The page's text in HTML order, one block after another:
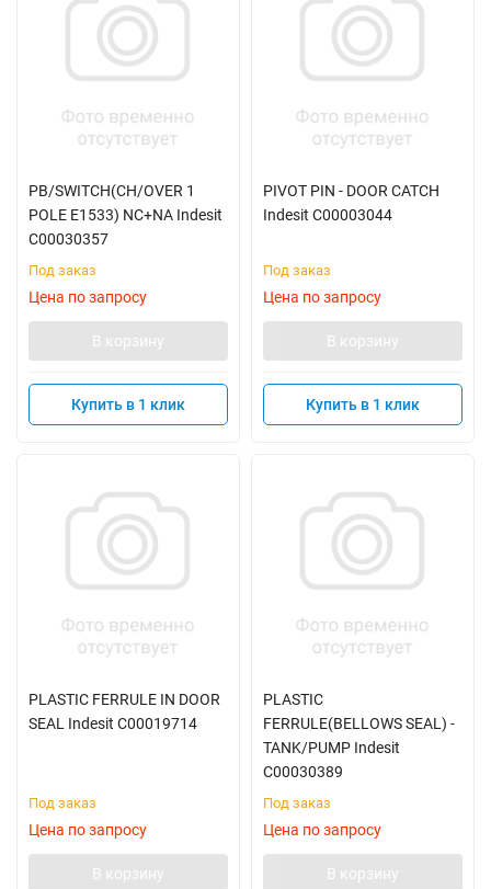
PB/SWITCH(CH/OVER 1
POLE E1533) NC+NA Indesit
C00030357
Под заказ
Цена по запросу
В корзину
Купить в 1 клик
PIVOT PIN - DOOR CATCH
Indesit C00003044
Под заказ
Цена по запросу
В корзину
Купить в 1 клик
PLASTIC FERRULE IN DOOR
SEAL Indesit C00019714
Под заказ
Цена по запросу
В корзину
PLASTIC
FERRULE(BELLOWS SEAL) -
TANK/PUMP Indesit
C00030389
Под заказ
Цена по запросу
В корзину